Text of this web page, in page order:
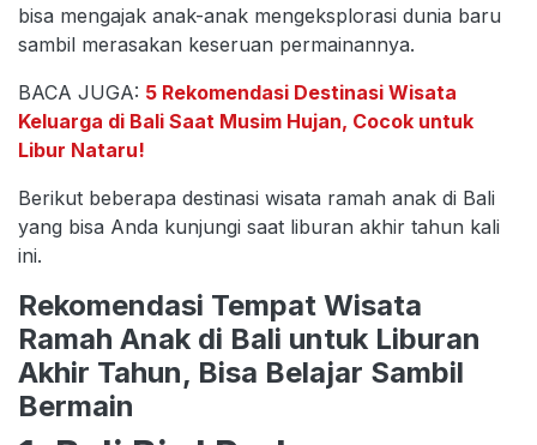
bisa mengajak anak-anak mengeksplorasi dunia baru
sambil merasakan keseruan permainannya.
BACA JUGA: 5 Rekomendasi Destinasi Wisata
Keluarga di Bali Saat Musim Hujan, Cocok untuk
Libur Nataru!
Berikut beberapa destinasi wisata ramah anak di Bali
yang bisa Anda kunjungi saat liburan akhir tahun kali
ini.
Rekomendasi Tempat Wisata
Ramah Anak di Bali untuk Liburan
Akhir Tahun, Bisa Belajar Sambil
Bermain